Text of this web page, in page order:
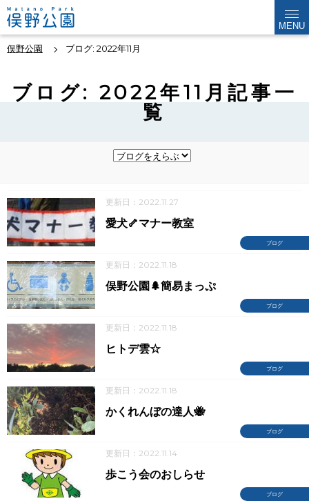
MENU
俣野公園 ブログ: 2022年11月
ブログ: 2022年11月記事一
覧
更新日：2022.11.27
ブログ
愛犬🦴マナー教室
更新日：2022.11.18
ブログ
俣野公園🌲簡易まっぷ
更新日：2022.11.18
ブログ
ヒトデ雲☆
更新日：2022.11.18
ブログ
かくれんぼの達人🐝
更新日：2022.11.14
ブログ
歩こう会のおしらせ